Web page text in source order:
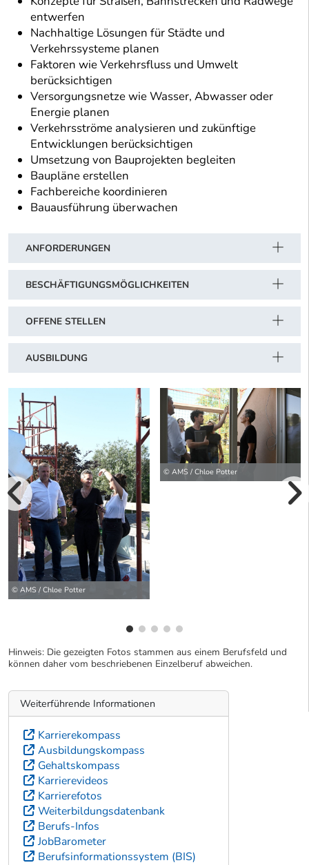
entwerfen
Nachhaltige Lösungen für Städte und
Verkehrssysteme planen
Faktoren wie Verkehrsfluss und Umwelt
berücksichtigen
Versorgungsnetze wie Wasser, Abwasser oder
Energie planen
Verkehrsströme analysieren und zukünftige
Entwicklungen berücksichtigen
Umsetzung von Bauprojekten begleiten
Baupläne erstellen
Fachbereiche koordinieren
Bauausführung überwachen
ANFORDERUNGEN
BESCHÄFTIGUNGSMÖGLICHKEITEN
OFFENE STELLEN
AUSBILDUNG
© AMS / Chloe Potter
© AMS / Chloe Potter
Hinweis: Die gezeigten Fotos stammen aus einem Berufsfeld und
können daher vom beschriebenen Einzelberuf abweichen.
Weiterführende Informationen
Karrierekompass
Ausbildungskompass
Gehaltskompass
Karrierevideos
Karrierefotos
Weiterbildungsdatenbank
Berufs-Infos
JobBarometer
Berufsinformationssystem (BIS)